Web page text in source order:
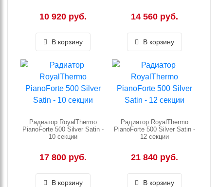
10 920 руб.
В корзину
14 560 руб.
В корзину
Радиатор RoyalThermo
PianoForte 500 Silver Satin -
10 секции
17 800 руб.
В корзину
Радиатор RoyalThermo
PianoForte 500 Silver Satin -
12 секции
21 840 руб.
В корзину